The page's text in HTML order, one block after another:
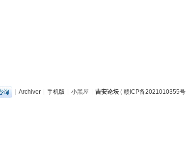
| Archiver | 手机版 | 小黑屋 | 吉安论坛 ( 赣ICP备2021010355号